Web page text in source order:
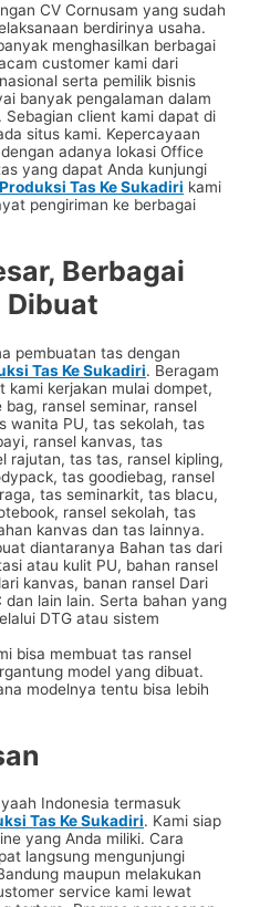
CV Cornusam yang sudah
berdirinya usaha.
menghasilkan berbagai
customer kami dari
serta pemilik bisnis
banyak pengalaman dalam
client kami dapat di
situs kami. Kepercayaan
adanya lokasi Office
yang dapat Anda kunjungi
Produksi Tas Ke Sukadiri kami
pengiriman ke berbagai
Berbagai
Dibuat
pembuatan tas dengan
Tas Ke Sukadiri. Beragam
kami kerjakan mulai dompet,
ransel seminar, ransel
wanita PU, tas sekolah, tas
ransel kanvas, tas
rajutan, tas tas, ransel kipling,
tas goodiebag, ransel
tas seminarkit, tas blacu,
ransel sekolah, tas
kanvas dan tas lainnya.
diantaranya Bahan tas dari
atau kulit PU, bahan ransel
kanvas, banan ransel Dari
dan lain lain. Serta bahan yang
DTG atau sistem
bisa membuat tas ransel
model yang dibuat.
modelnya tentu bisa lebih
Indonesia termasuk
Tas Ke Sukadiri. Kami siap
yang Anda miliki. Cara
langsung mengunjungi
maupun melakukan
service kami lewat